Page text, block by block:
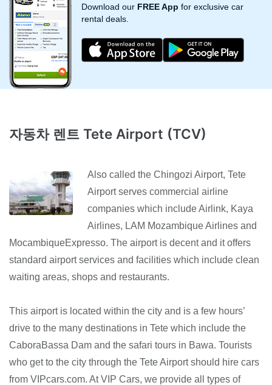
Download our FREE App for exclusive car
rental deals.
자동차 렌트 Tete Airport (TCV)
Also called the Chingozi Airport, Tete
Airport serves commercial airline
companies which include Airlink, Kaya
Airlines, LAM Mozambique Airlines and
MocambiqueExpresso. The airport is decent and it offers
standard airport services and facilities which include clean
waiting areas, shops and restaurants.
This airport is located within the city and is a few hours’
drive to the many destinations in Tete which include the
CaboraBassa Dam and the safari tours in Bawa. Tourists
who get to the city through the Tete Airport should hire cars
from VIPcars.com. At VIP Cars, we provide all types of